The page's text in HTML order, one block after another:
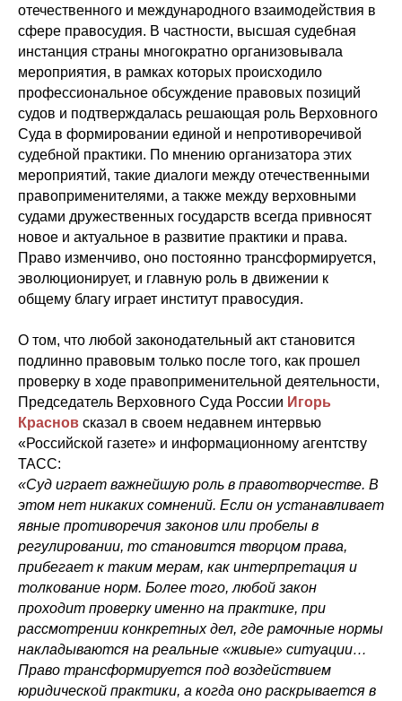
отечественного и международного взаимодействия в
сфере правосудия. В частности, высшая судебная
инстанция страны многократно организовывала
мероприятия, в рамках которых происходило
профессиональное обсуждение правовых позиций
судов и подтверждалась решающая роль Верховного
Суда в формировании единой и непротиворечивой
судебной практики. По мнению организатора этих
мероприятий, такие диалоги между отечественными
правоприменителями, а также между верховными
судами дружественных государств всегда привносят
новое и актуальное в развитие практики и права.
Право изменчиво, оно постоянно трансформируется,
эволюционирует, и главную роль в движении к
общему благу играет институт правосудия.
О том, что любой законодательный акт становится
подлинно правовым только после того, как прошел
проверку в ходе правоприменительной деятельности,
Председатель Верховного Суда России Игорь
Краснов сказал в своем недавнем интервью
«Российской газете» и информационному агентству
ТАСС:
«Суд играет важнейшую роль в правотворчестве. В
этом нет никаких сомнений. Если он устанавливает
явные противоречия законов или пробелы в
регулировании, то становится творцом права,
прибегает к таким мерам, как интерпретация и
толкование норм. Более того, любой закон
проходит проверку именно на практике, при
рассмотрении конкретных дел, где рамочные нормы
накладываются на реальные «живые» ситуации…
Право трансформируется под воздействием
юридической практики, а когда оно раскрывается в